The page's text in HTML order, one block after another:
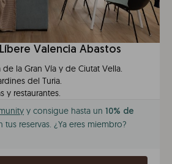
Valencia Abastos
la Gran Vía y de Ciutat Vella.
del Turia.
y restaurantes.
y consigue hasta un 10% de
tus reservas. ¿Ya eres miembro?